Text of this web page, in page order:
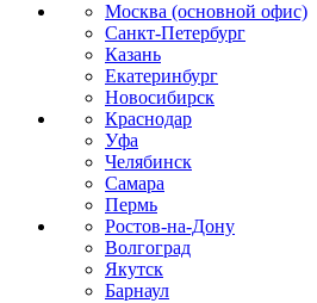
Москва (основной офис)
Санкт-Петербург
Казань
Екатеринбург
Новосибирск
Краснодар
Уфа
Челябинск
Самара
Пермь
Ростов-на-Дону
Волгоград
Якутск
Барнаул